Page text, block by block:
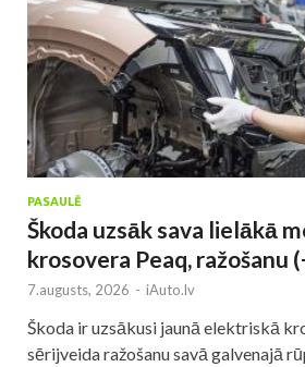
PASAULĒ
Škoda uzsāk sava lielākā
krosovera Peaq, ražošanu
7.augusts, 2026 - iAuto.lv
Škoda ir uzsākusi jaunā elektriskā
sērijveida ražošanu savā galvenajā